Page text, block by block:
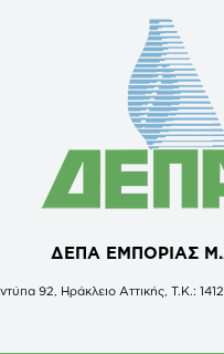
ΔΕΠΑ ΕΜΠΟΡΙΑΣ
92, Ηράκλειο Αττικής, Τ.Κ.: